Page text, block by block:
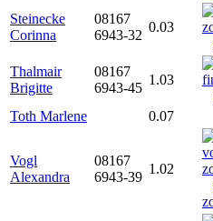
Steinecke
Corinna
08167
6943-32
0.03
Thalmair
Brigitte
08167
6943-45
1.03
Toth Marlene
0.07
Vogl
Alexandra
08167
6943-39
1.02